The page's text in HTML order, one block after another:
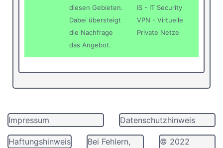
diesen Gebieten.
Dabei übersteigt
die Nachfrage
das Angebot.
IS - IT Security
VPN - Virtuelle
Private Netze
Impressum Datenschutzhinweis
Haftungshinweis
Bei Fehlern,
© 2022